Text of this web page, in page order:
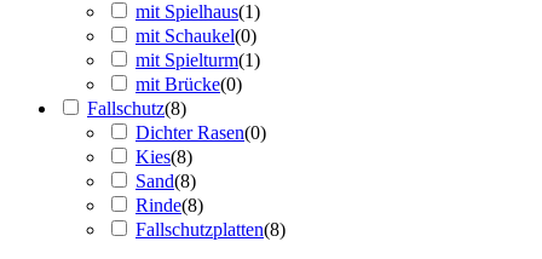
mit Spielhaus(1)
mit Schaukel(0)
mit Spielturm(1)
mit Brücke(0)
Fallschutz(8)
Dichter Rasen(0)
Kies(8)
Sand(8)
Rinde(8)
Fallschutzplatten(8)